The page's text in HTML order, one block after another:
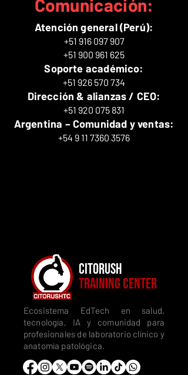
Comunicación:
Atención general (Perú):
+51 916 097 907
+51 900 961 625
Soporte académico:
+51 926 570 734
Dirección & alianzas / CEO:
+51 920 075 831
Argentina – Comunidad y ventas:
+54 9 11 7360 3576
CITORUSH
TRAINING CENTER
Ecosistema EdTech en salud,
tecnología, IA y comunidad para
profesionales de laboratorio clínico y
anatomía patológica.